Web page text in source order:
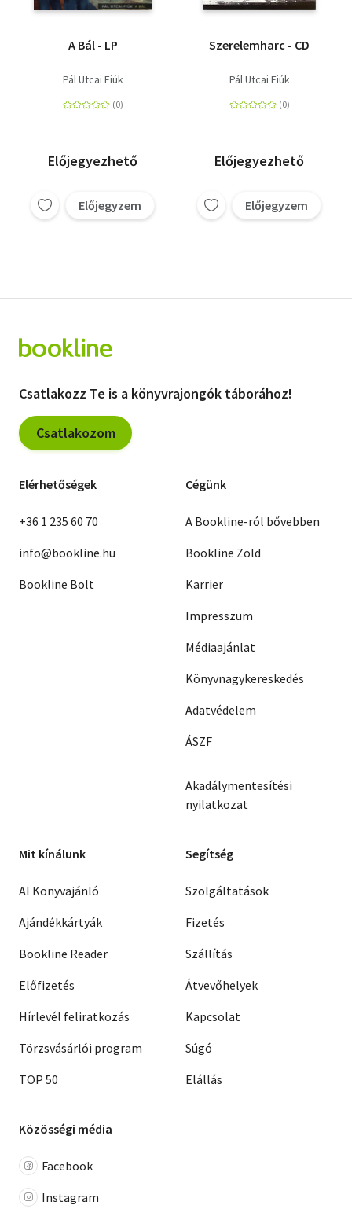
A Bál - LP
Pál Utcai Fiúk
Előjegyezhető
Előjegyzem
Szerelemharc - CD
Pál Utcai Fiúk
Előjegyezhető
Előjegyzem
Csatlakozz Te is a könyvrajongók táborához!
Csatlakozom
Elérhetőségek
+36 1 235 60 70
info@bookline.hu
Bookline Bolt
Cégünk
A Bookline-ról bővebben
Bookline Zöld
Karrier
Impresszum
Médiaajánlat
Könyvnagykereskedés
Adatvédelem
ÁSZF
Akadálymentesítési
nyilatkozat
Mit kínálunk
AI Könyvajánló
Ajándékkártyák
Bookline Reader
Előfizetés
Hírlevél feliratkozás
Törzsvásárlói program
TOP 50
Segítség
Szolgáltatások
Fizetés
Szállítás
Átvevőhelyek
Kapcsolat
Súgó
Elállás
Közösségi média
Facebook
Instagram